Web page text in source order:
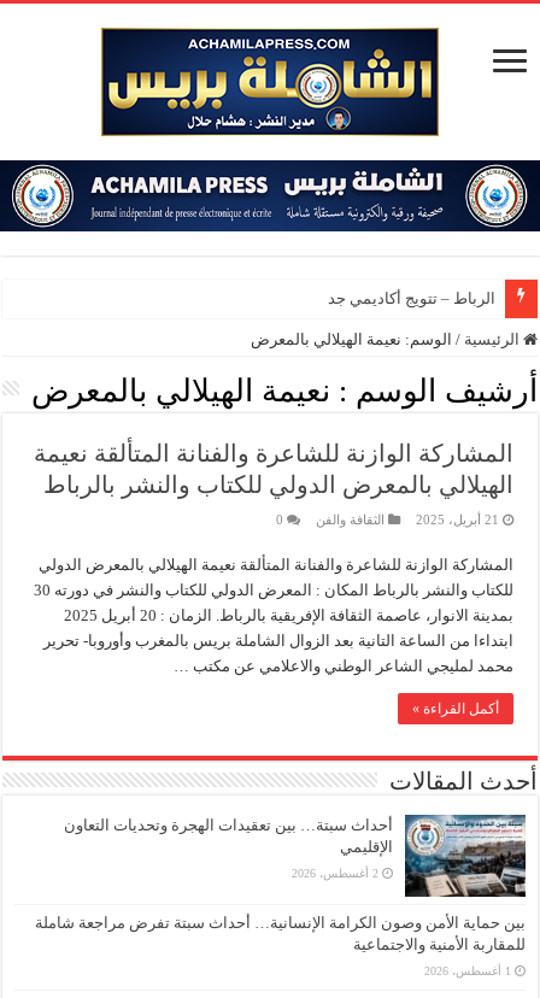
الرباط – تتويج أكاديمي جديد بج
الرئيسية / الوسم: نعيمة الهيلالي بالمعرض
أرشيف الوسم : نعيمة الهيلالي بالمعرض
المشاركة الوازنة للشاعرة والفنانة المتألقة نعيمة
الهيلالي بالمعرض الدولي للكتاب والنشر بالرباط
21 أبريل، 2025 الثقافة والفن 0
المشاركة الوازنة للشاعرة والفنانة المتألقة نعيمة الهيلالي بالمعرض الدولي
للكتاب والنشر بالرباط المكان : المعرض الدولي للكتاب والنشر في دورته 30
بمدينة الانوار، عاصمة الثقافة الإفريقية بالرباط. الزمان : 20 أبريل 2025
ابتداءا من الساعة التانية بعد الزوال الشاملة بريس بالمغرب وأوروبا- تحرير
محمد لمليجي الشاعر الوطني والاعلامي عن مكتب …
أكمل القراءة »
أحدث المقالات
أحداث سبتة… بين تعقيدات الهجرة وتحديات التعاون
الإقليمي
2 أغسطس، 2026
بين حماية الأمن وصون الكرامة الإنسانية… أحداث سبتة تفرض مراجعة شاملة
للمقاربة الأمنية والاجتماعية
1 أغسطس، 2026